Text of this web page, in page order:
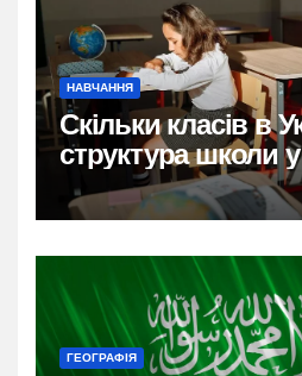
НАВЧАННЯ
Скільки класів в
структура школи
ГЕОГРАФІЯ